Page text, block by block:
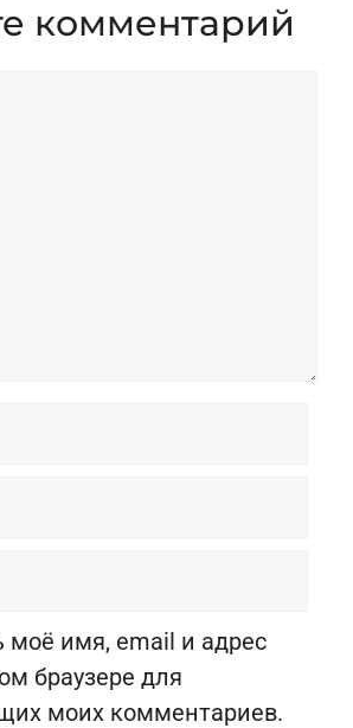
комментарий
моё имя, email и адрес
браузере для
моих комментариев.